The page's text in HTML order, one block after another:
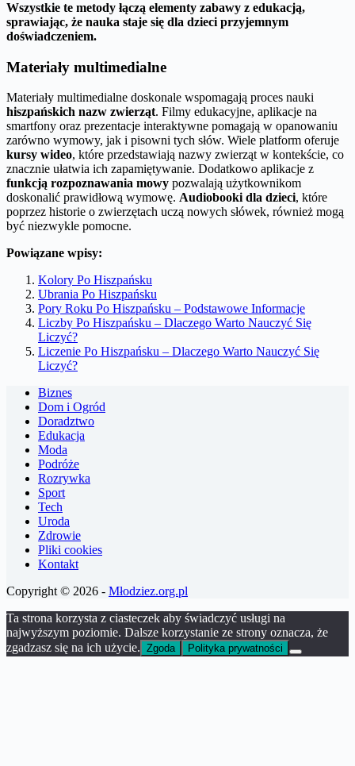
Wszystkie te metody łączą elementy zabawy z edukacją,
sprawiając, że nauka staje się dla dzieci przyjemnym
doświadczeniem.
Materiały multimedialne
Materiały multimedialne doskonale wspomagają proces nauki
hiszpańskich nazw zwierząt. Filmy edukacyjne, aplikacje na
smartfony oraz prezentacje interaktywne pomagają w opanowaniu
zarówno wymowy, jak i pisowni tych słów. Wiele platform oferuje
kursy wideo, które przedstawiają nazwy zwierząt w kontekście, co
znacznie ułatwia ich zapamiętywanie. Dodatkowo aplikacje z
funkcją rozpoznawania mowy pozwalają użytkownikom
doskonalić prawidłową wymowę. Audiobooki dla dzieci, które
poprzez historie o zwierzętach uczą nowych słówek, również mogą
być niezwykle pomocne.
Powiązane wpisy:
Kolory Po Hiszpańsku
Ubrania Po Hiszpańsku
Pory Roku Po Hiszpańsku – Podstawowe Informacje
Liczby Po Hiszpańsku – Dlaczego Warto Nauczyć Się
Liczyć?
Liczenie Po Hiszpańsku – Dlaczego Warto Nauczyć Się
Liczyć?
Biznes
Dom i Ogród
Doradztwo
Edukacja
Moda
Podróże
Rozrywka
Sport
Tech
Uroda
Zdrowie
Pliki cookies
Kontakt
Copyright © 2026 - Młodziez.org.pl
Ta strona korzysta z ciasteczek aby świadczyć usługi na
najwyższym poziomie. Dalsze korzystanie ze strony oznacza, że
zgadzasz się na ich użycie. Zgoda Polityka prywatności